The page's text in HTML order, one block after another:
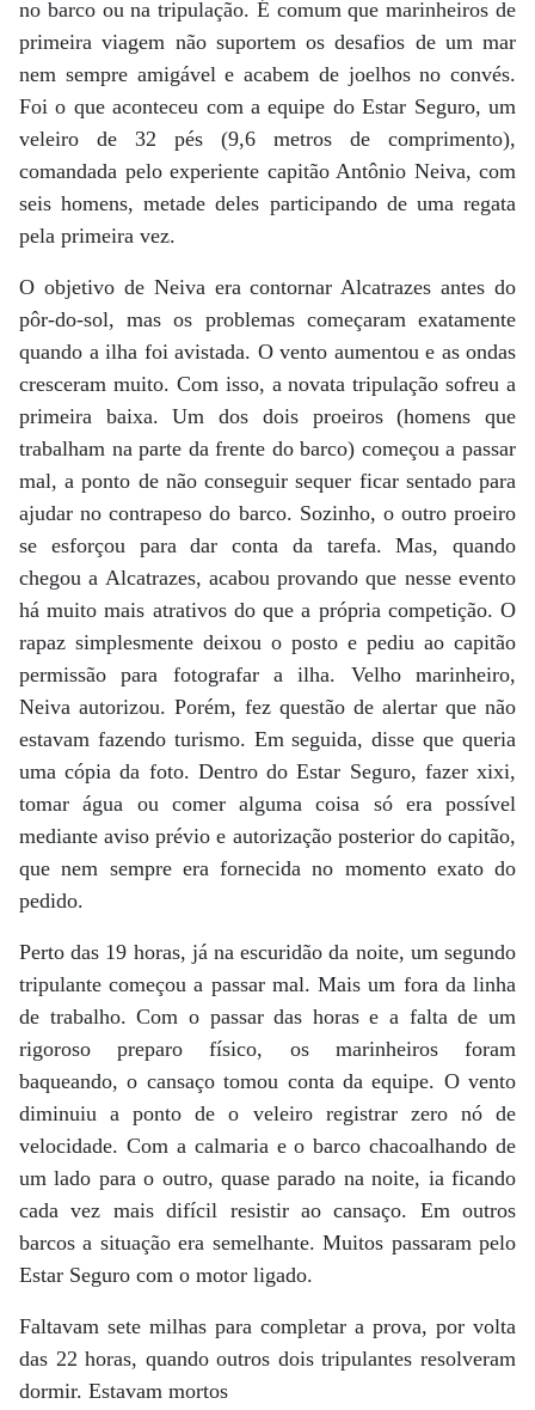
no barco ou na tripulação. É comum que marinheiros de
primeira viagem não suportem os desafios de um mar
nem sempre amigável e acabem de joelhos no convés.
Foi o que aconteceu com a equipe do Estar Seguro, um
veleiro de 32 pés (9,6 metros de comprimento),
comandada pelo experiente capitão Antônio Neiva, com
seis homens, metade deles participando de uma regata
pela primeira vez.
O objetivo de Neiva era contornar Alcatrazes antes do
pôr-do-sol, mas os problemas começaram exatamente
quando a ilha foi avistada. O vento aumentou e as ondas
cresceram muito. Com isso, a novata tripulação sofreu a
primeira baixa. Um dos dois proeiros (homens que
trabalham na parte da frente do barco) começou a passar
mal, a ponto de não conseguir sequer ficar sentado para
ajudar no contrapeso do barco. Sozinho, o outro proeiro
se esforçou para dar conta da tarefa. Mas, quando
chegou a Alcatrazes, acabou provando que nesse evento
há muito mais atrativos do que a própria competição. O
rapaz simplesmente deixou o posto e pediu ao capitão
permissão para fotografar a ilha. Velho marinheiro,
Neiva autorizou. Porém, fez questão de alertar que não
estavam fazendo turismo. Em seguida, disse que queria
uma cópia da foto. Dentro do Estar Seguro, fazer xixi,
tomar água ou comer alguma coisa só era possível
mediante aviso prévio e autorização posterior do capitão,
que nem sempre era fornecida no momento exato do
pedido.
Perto das 19 horas, já na escuridão da noite, um segundo
tripulante começou a passar mal. Mais um fora da linha
de trabalho. Com o passar das horas e a falta de um
rigoroso preparo físico, os marinheiros foram
baqueando, o cansaço tomou conta da equipe. O vento
diminuiu a ponto de o veleiro registrar zero nó de
velocidade. Com a calmaria e o barco chacoalhando de
um lado para o outro, quase parado na noite, ia ficando
cada vez mais difícil resistir ao cansaço. Em outros
barcos a situação era semelhante. Muitos passaram pelo
Estar Seguro com o motor ligado.
Faltavam sete milhas para completar a prova, por volta
das 22 horas, quando outros dois tripulantes resolveram
dormir. Estavam mortos